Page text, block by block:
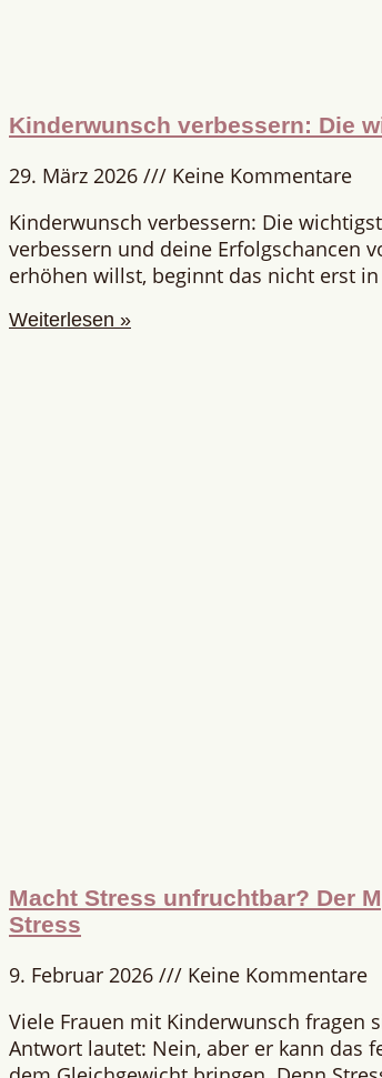
Kinderwunsch verbessern: Die
29. März 2026
Keine Kommentare
Kinderwunsch verbessern: Die
verbessern und deine Erfolgschancen
erhöhen willst, beginnt das nicht erst
Weiterlesen »
Macht Stress unfruchtbar? Der
Stress
9. Februar 2026
Keine Kommentare
Viele Frauen mit Kinderwunsch fragen
Antwort lautet: Nein, aber er kann das